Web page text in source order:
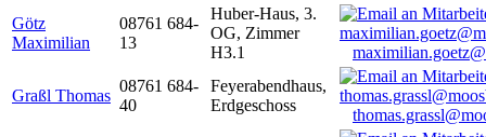
Götz
Maximilian
08761 684-
13
Huber-Haus, 3.
OG, Zimmer
H3.1
Graßl Thomas
08761 684-
40
Feyerabendhaus,
Erdgeschoss